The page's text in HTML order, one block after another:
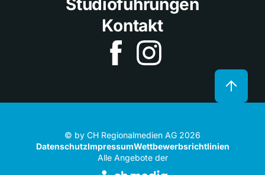
Studioführungen
Kontakt
© by CH Regionalmedien AG 2026
DatenschutzImpressumWettbewerbsrichtlinien
Alle Angebote der